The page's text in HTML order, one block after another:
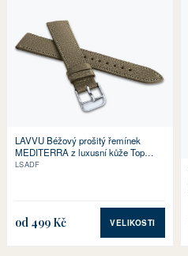
LAVVU Béžový prošitý řemínek
MEDITERRA z luxusní kůže Top
Grain
LSADF
od 499 Kč VELIKOSTI